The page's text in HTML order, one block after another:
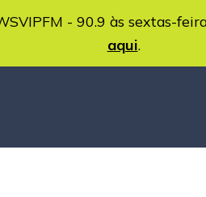
- 90.9 às sextas-
aqui.